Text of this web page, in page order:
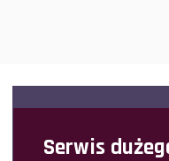
Serwis